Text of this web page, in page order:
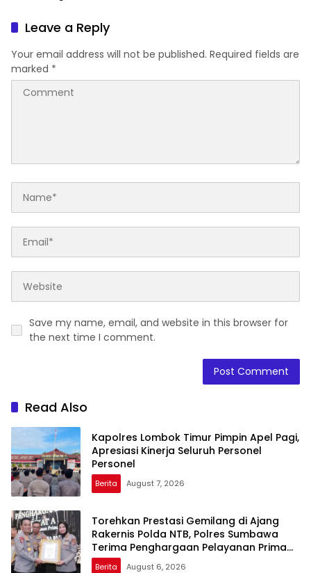
Leave a Reply
Your email address will not be published. Required fields are
marked *
Save my name, email, and website in this browser for
the next time I comment.
Read Also
Kapolres Lombok Timur Pimpin Apel Pagi,
Apresiasi Kinerja Seluruh Personel
Personel
Berita August 7, 2026
Torehkan Prestasi Gemilang di Ajang
Rakernis Polda NTB, Polres Sumbawa
Terima Penghargaan Pelayanan Prima
Kapolri
Berita August 6, 2026